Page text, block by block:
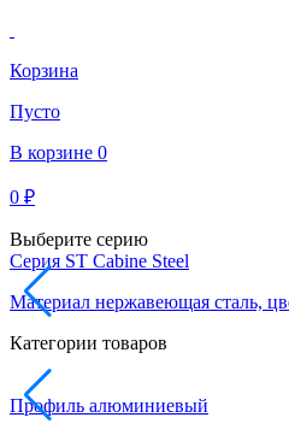
Корзина
Пусто
В корзине 0
0 ₽
Выберите серию
Серия ST Cabine Steel
Материал нержавеющая сталь,
Категории товаров
Профиль алюминиевый